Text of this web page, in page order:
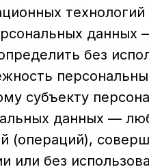
технологий
данных
без
субъекту
данных —
(операций),
или без